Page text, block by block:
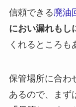
信頼できる廃油
におい漏れもし
くれるところも
保管場所に合わ
あるので、まず